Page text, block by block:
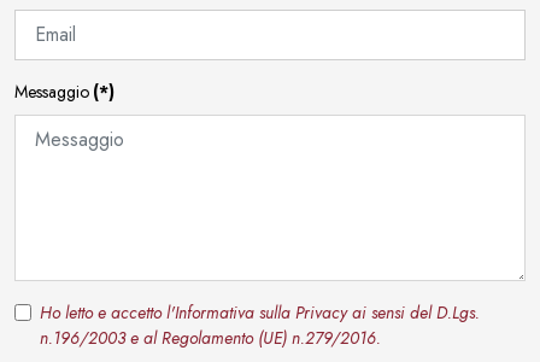
Messaggio (*)
Ho letto e accetto l'Informativa sulla Privacy ai sensi del D.Lgs.
n.196/2003 e al Regolamento (UE) n.279/2016.